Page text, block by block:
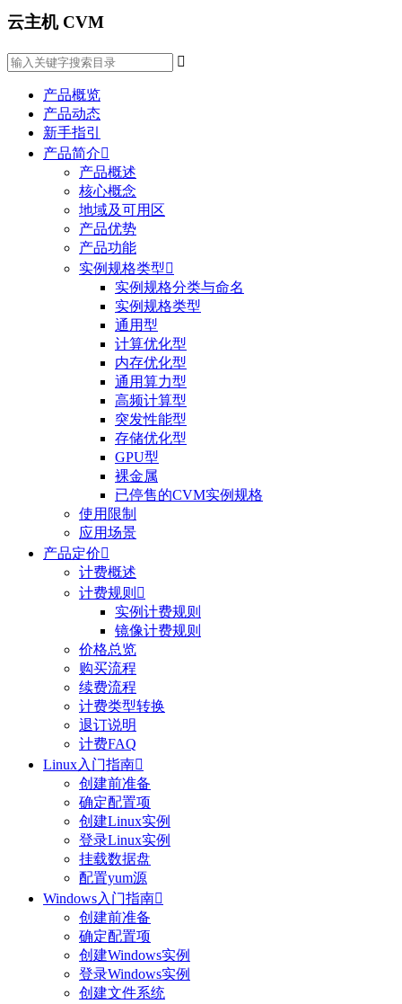
云主机 CVM

产品概览
产品动态
新手指引
产品简介
产品概述
核心概念
地域及可用区
产品优势
产品功能
实例规格类型
实例规格分类与命名
实例规格类型
通用型
计算优化型
内存优化型
通用算力型
高频计算型
突发性能型
存储优化型
GPU型
裸金属
已停售的CVM实例规格
使用限制
应用场景
产品定价
计费概述
计费规则 
实例计费规则
镜像计费规则
价格总览
购买流程
续费流程
计费类型转换
退订说明
计费FAQ
Linux入门指南
创建前准备
确定配置项
创建Linux实例
登录Linux实例
挂载数据盘
配置yum源
Windows入门指南
创建前准备
确定配置项
创建Windows实例
登录Windows实例
创建文件系统